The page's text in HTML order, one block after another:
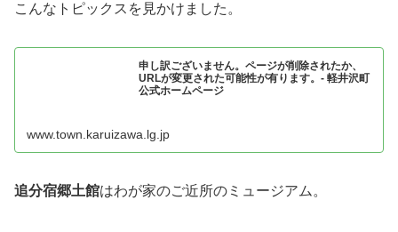
こんなトピックスを見かけました。
申し訳ございません。ページが削除されたか、
URLが変更された可能性が有ります。- 軽井沢町
公式ホームページ
www.town.karuizawa.lg.jp
追分宿郷土館はわが家のご近所のミュージアム。